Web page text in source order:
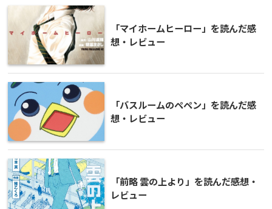
「マイホームヒーロー」を読んだ感
想・レビュー
「バスルームのペペン」を読んだ感
想・レビュー
「前略 雲の上より」を読んだ感想・
レビュー